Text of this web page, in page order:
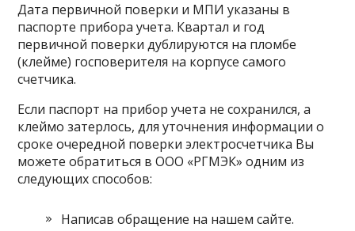
Дата первичной поверки и МПИ указаны в
паспорте прибора учета. Квартал и год
первичной поверки дублируются на пломбе
(клейме) госповерителя на корпусе самого
счетчика.
Если паспорт на прибор учета не сохранился, а
клеймо затерлось, для уточнения информации о
сроке очередной поверки электросчетчика Вы
можете обратиться в ООО «РГМЭК» одним из
следующих способов:
Написав обращение на нашем сайте.